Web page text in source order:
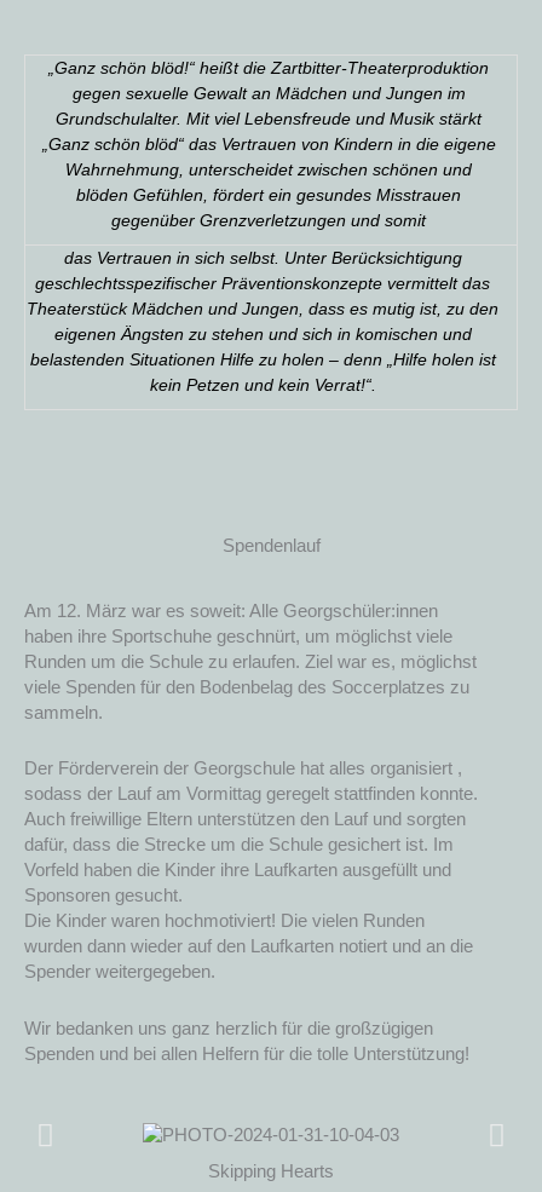
„Ganz schön blöd!“ heißt die Zartbitter-Theaterproduktion
gegen sexuelle Gewalt an Mädchen und Jungen im
Grundschulalter. Mit viel Lebensfreude und Musik stärkt
„Ganz schön blöd“ das Vertrauen von Kindern in die eigene
Wahrnehmung, unterscheidet zwischen schönen und
blöden Gefühlen, fördert ein gesundes Misstrauen
gegenüber Grenzverletzungen und somit
das Vertrauen in sich selbst. Unter Berücksichtigung
geschlechtsspezifischer Präventionskonzepte vermittelt das
Theaterstück Mädchen und Jungen, dass es mutig ist, zu den
eigenen Ängsten zu stehen und sich in komischen und
belastenden Situationen Hilfe zu holen – denn „Hilfe holen ist
kein Petzen und kein Verrat!“.
Spendenlauf
Am 12. März war es soweit: Alle Georgschüler:innen
haben ihre Sportschuhe geschnürt, um möglichst viele
Runden um die Schule zu erlaufen. Ziel war es, möglichst
viele Spenden für den Bodenbelag des Soccerplatzes zu
sammeln.
Der Förderverein der Georgschule hat alles organisiert ,
sodass der Lauf am Vormittag geregelt stattfinden konnte.
Auch freiwillige Eltern unterstützen den Lauf und sorgten
dafür, dass die Strecke um die Schule gesichert ist. Im
Vorfeld haben die Kinder ihre Laufkarten ausgefüllt und
Sponsoren gesucht.
Die Kinder waren hochmotiviert! Die vielen Runden
wurden dann wieder auf den Laufkarten notiert und an die
Spender weitergegeben.
Wir bedanken uns ganz herzlich für die großzügigen
Spenden und bei allen Helfern für die tolle Unterstützung!
Skipping Hearts